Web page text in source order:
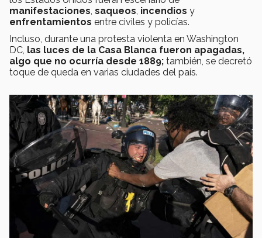
manifestaciones saqueos incendios y
enfrentamientos entre civiles y policías.
Incluso, durante una protesta violenta en Washington
DC, las luces de la Casa Blanca fueron apagadas,
algo que no ocurría desde 1889; también, se decretó
toque de queda en varias ciudades del país.